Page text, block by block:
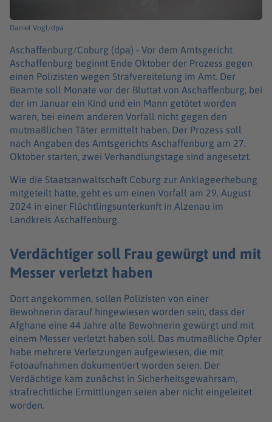
Daniel Vogl/dpa
Aschaffenburg/Coburg (dpa) - Vor dem Amtsgericht
Aschaffenburg beginnt Ende Oktober der Prozess gegen
einen Polizisten wegen Strafvereitelung im Amt. Der
Beamte soll Monate vor der Bluttat von Aschaffenburg, bei
der im Januar ein Kind und ein Mann getötet worden
waren, bei einem anderen Vorfall nicht gegen den
mutmaßlichen Täter ermittelt haben. Der Prozess soll
nach Angaben des Amtsgerichts Aschaffenburg am 27.
Oktober starten, zwei Verhandlungstage sind angesetzt.
Wie die Staatsanwaltschaft Coburg zur Anklageerhebung
mitgeteilt hatte, geht es um einen Vorfall am 29. August
2024 in einer Flüchtlingsunterkunft in Alzenau im
Landkreis Aschaffenburg.
Verdächtiger soll Frau gewürgt und mit
Messer verletzt haben
Dort angekommen, sollen Polizisten von einer
Bewohnerin darauf hingewiesen worden sein, dass der
Afghane eine 44 Jahre alte Bewohnerin gewürgt und mit
einem Messer verletzt haben soll. Das mutmaßliche Opfer
habe mehrere Verletzungen aufgewiesen, die mit
Fotoaufnahmen dokumentiert worden seien. Der
Verdächtige kam zunächst in Sicherheitsgewahrsam,
strafrechtliche Ermittlungen seien aber nicht eingeleitet
worden.